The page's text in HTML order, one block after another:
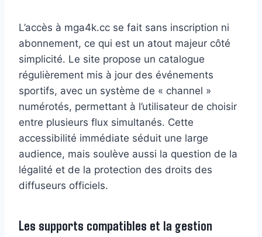
L’accès à mga4k.cc se fait sans inscription ni
abonnement, ce qui est un atout majeur côté
simplicité. Le site propose un catalogue
régulièrement mis à jour des événements
sportifs, avec un système de « channel »
numérotés, permettant à l’utilisateur de choisir
entre plusieurs flux simultanés. Cette
accessibilité immédiate séduit une large
audience, mais soulève aussi la question de la
légalité et de la protection des droits des
diffuseurs officiels.
Les supports compatibles et la gestion